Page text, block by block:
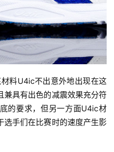
料U4ic不出意外地出现在这
兼具有出色的减震效果充分符
的要求，但另一方面U4ic材
选手们在比赛时的速度产生影